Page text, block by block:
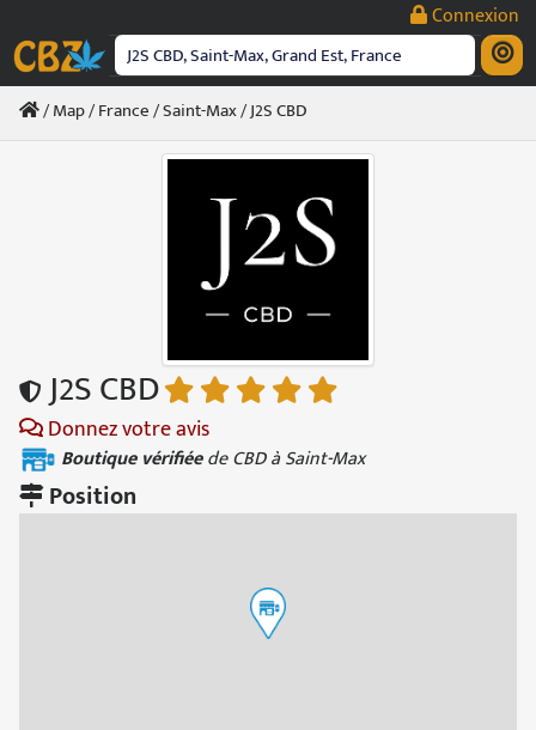
contenu
Connexion
/Map/France/Saint-Max/ J2S CBD
J2S CBD
Donnez votre avis
Boutique vérifiéede CBD à Saint-Max
Position